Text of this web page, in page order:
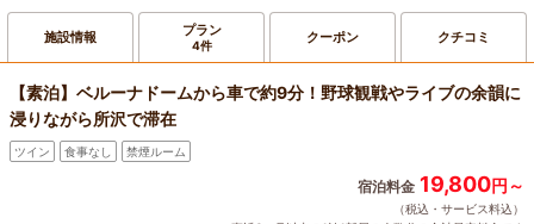
施設情報 プラン
4件 クーポン クチコミ
【素泊】ベルーナドームから車で約9分！野球観戦やライブの余韻に
浸りながら所沢で滞在
ツイン 食事なし 禁煙ルーム
宿泊料金 19,800円～
（税込・サービス料込）